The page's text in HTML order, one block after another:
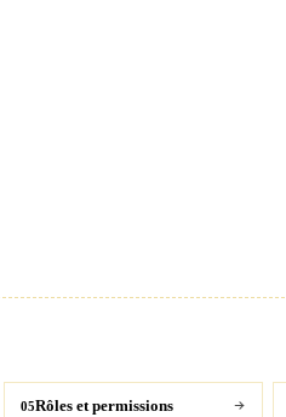
05Rôles et permissions